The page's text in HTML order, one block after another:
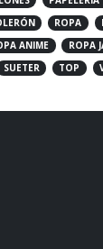
ROPA
ANIME ROPA
SUETER TOP